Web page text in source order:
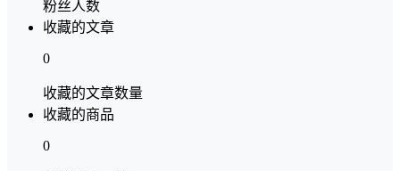
粉丝人数
收藏的文章
0
收藏的文章数量
收藏的商品
0